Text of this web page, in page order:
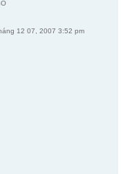
12 07, 2007 3:52 pm